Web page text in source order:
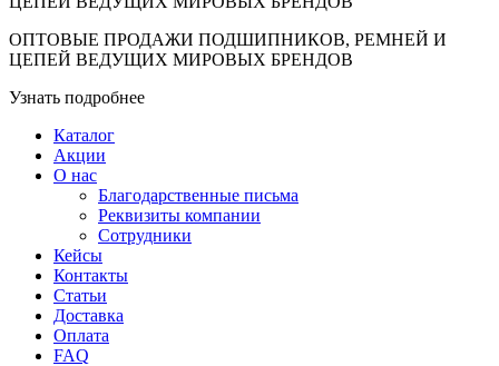
ОПТОВЫЕ ПРОДАЖИ ПОДШИПНИКОВ, РЕМНЕЙ И
ЦЕПЕЙ ВЕДУЩИХ МИРОВЫХ БРЕНДОВ
Узнать подробнее
Каталог
Акции
О нас
Благодарственные письма
Реквизиты компании
Сотрудники
Кейсы
Контакты
Статьи
Доставка
Оплата
FAQ